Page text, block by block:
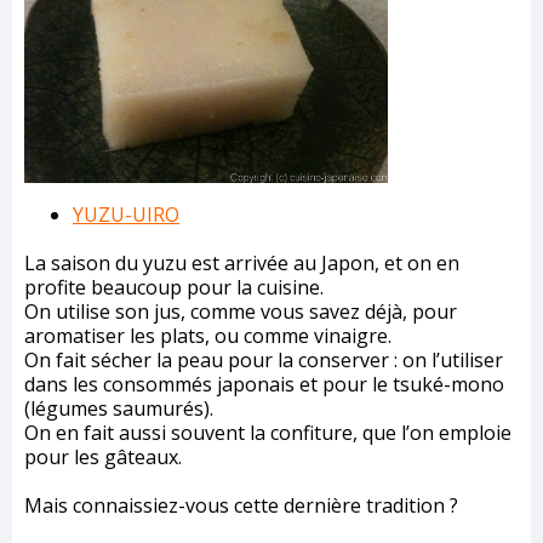
YUZU-UIRO
La saison du yuzu est arrivée au Japon, et on en
profite beaucoup pour la cuisine.
On utilise son jus, comme vous savez déjà, pour
aromatiser les plats, ou comme vinaigre.
On fait sécher la peau pour la conserver : on l’utiliser
dans les consommés japonais et pour le tsuké-mono
(légumes saumurés).
On en fait aussi souvent la confiture, que l’on emploie
pour les gâteaux.
Mais connaissiez-vous cette dernière tradition ?